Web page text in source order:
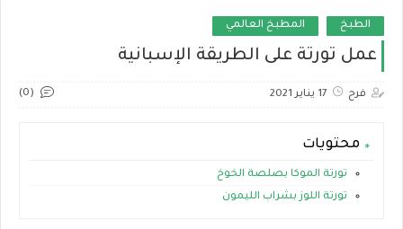
الطبخ المطبخ العالمي
عمل تورتة على الطريقة الإسبانية
فرح 17 يناير 2021 (0)
محتويات
تورتة الموكا بصلصة الخوخ
تورتة اللوز بشراب الليمون